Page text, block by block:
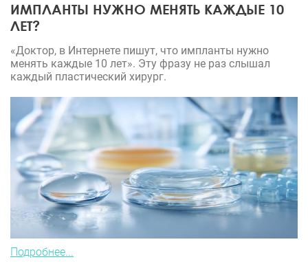
ИМПЛАНТЫ НУЖНО МЕНЯТЬ КАЖДЫЕ 10
ЛЕТ?
«Доктор, в Интернете пишут, что импланты нужно
менять каждые 10 лет». Эту фразу не раз слышал
каждый пластический хирург.
Подробнее...